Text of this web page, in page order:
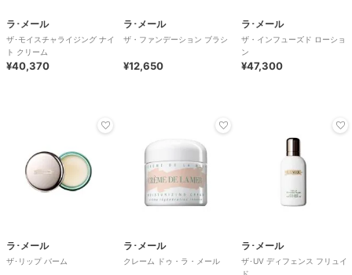
ラ･メール
ザ･モイスチャライジング ナイ
ト クリーム
¥40,370
ラ･メール
ザ・ファンデーション ブラシ
¥12,650
ラ･メール
ザ・インフューズド ローショ
ン
¥47,300
ラ･メール
ザ･リップ バーム
ラ･メール
クレーム ドゥ・ラ・メール
ラ･メール
ザ･UV ディフェンス フリュイ
ド